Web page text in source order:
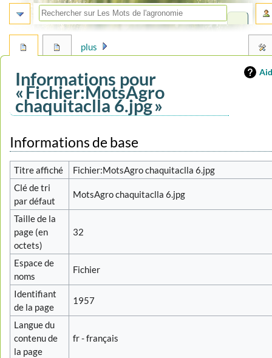
Informations pour
« Fichier:MotsAgro
chaquitaclla 6.jpg »
Aller
à
la
navigation
Aller
à
la
recherche
Informations de base
Titre affiché
Fichier:MotsAgro chaquitaclla 6.jpg
Clé de tri
par défaut
MotsAgro chaquitaclla 6.jpg
Taille de la
page (en
octets)
32
Espace de
noms
Fichier
Identifiant
de la page
1957
Langue du
contenu de
la page
fr - français
plus